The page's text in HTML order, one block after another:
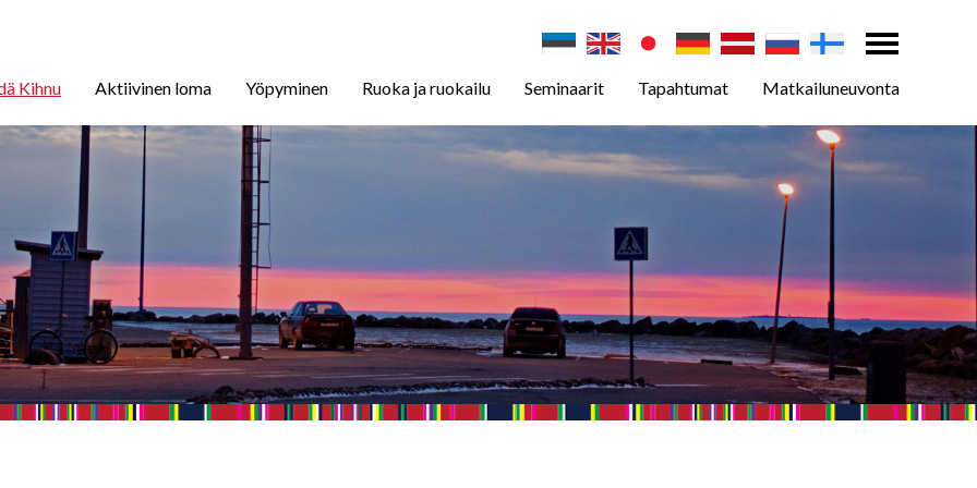
Kihnu Aktiivinen loma Yöpyminen Ruoka ja ruokailu Seminaarit Tapahtumat Matkailuneuvonta